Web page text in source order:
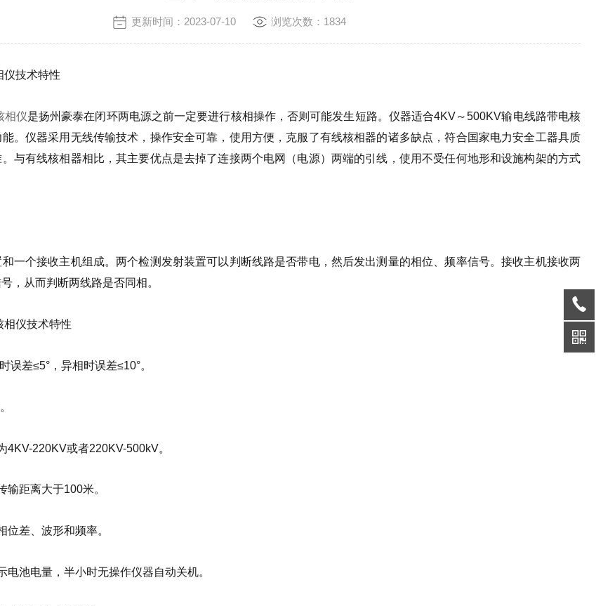
更新时间：2023-07-10 浏览次数：1834
仪技术特性
相仪是扬州豪泰在闭环两电源之前一定要进行核相操作，否则可能发生短路。仪器适合4KV～500KV输电线路带电核
。仪器采用无线传输技术，操作安全可靠，使用方便，克服了有线核相器的诸多缺点，符合国家电力安全工器具质
与有线核相器相比，其主要优点是去掉了连接两个电网（电源）两端的引线，使用不受任何地形和设施构架的方式
一个接收主机组成。两个检测发射装置可以判断线路是否带电，然后发出测量的相位、频率信号。接收主机接收两
，从而判断两线路是否同相。
相仪技术特性
误差≤5°，异相时误差≤10°。
4KV-220KV或者220KV-500kV。
输距离大于100米。
位差、波形和频率。
电池电量，半小时无操作仪器自动关机。